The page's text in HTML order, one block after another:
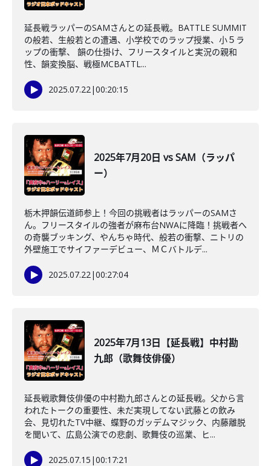
延長戦ラッパーのSAMさんとの延長戦。BATTLE SUMMIT
の般若、生般若との遭遇、小学校でのラップ授業、小５ラ
ップの衝撃、 韻の仕掛け、フリースタイルと実況の親和
性、韻変換脳、戦極MCBATTL...
2025.07.22|00:20:15
2025年7月20日 vs SAM（ラッパ
ー）
栃木押韻伝道師参上！今回の挑戦者はラッパーのSAMさ
ん。フリースタイルの強者が麻布台NWAに降臨！挑戦者へ
の奇襲ブッキング、やんちゃ時代、般若の衝撃、ニトリの
外壁施工でサイファーデビュー、ＭＣバトルデ...
2025.07.22|00:27:04
2025年7月13日【延長戦】中村勘
九郎（歌舞伎俳優）
延長戦歌舞伎俳優の中村勘九郎さんとの延長戦。父から言
われたトークの重要性、未だ実現してない武藤との飲み
会、見切れたTV中継、蝶野のガッデムマジック、内藤離脱
を聞いて、広島公演での悲劇、歌舞伎の巡業、ヒ...
2025.07.15 |00:17:21